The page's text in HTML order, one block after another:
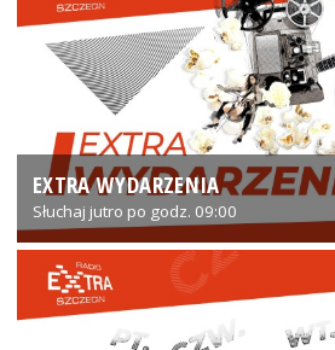
EXTRA WYDARZENIA
Słuchaj jutro po godz. 09:00